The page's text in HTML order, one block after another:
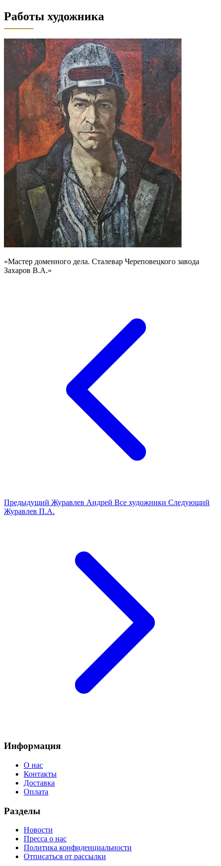
Работы художника
«Мастер доменного дела. Сталевар Череповецкого завода
Захаров В.А.»
Предыдущий Журавлев Андрей Все художники Следующий
Журавлев П.А.
Информация
О нас
Контакты
Доставка
Оплата
Разделы
Новости
Пресса о нас
Политика конфиденциальности
Отписаться от рассылки